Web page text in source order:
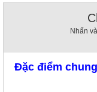
Nội
Nhấn
Đặc điểm